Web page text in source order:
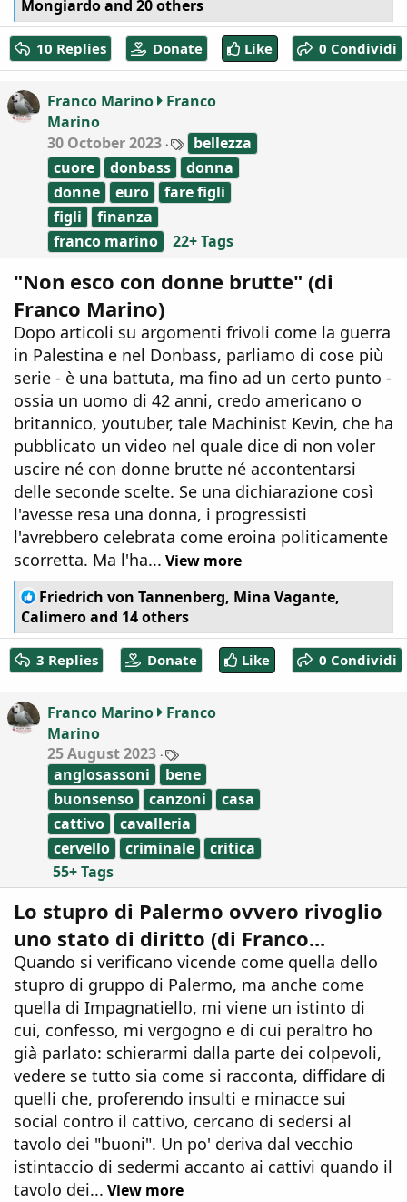
a
c
t
i
n
Mongiardoand 20 others
10 Replies Donate Like 0 Condividi
Franco Marino
Franco
Marino
30 October 2023
T
a
g
s
bellezza
cuore
donbass
donna
donne
euro
fare figli
figli
finanza
franco marino
22+ Tags
"Non esco con donne brutte" (di
Franco Marino)
Dopo articoli su argomenti frivoli come la guerra
in Palestina e nel Donbass, parliamo di cose più
serie - è una battuta, ma fino ad un certo punto -
ossia un uomo di 42 anni, credo americano o
britannico, youtuber, tale Machinist Kevin, che ha
pubblicato un video nel quale dice di non voler
uscire né con donne brutte né accontentarsi
delle seconde scelte. Se una dichiarazione così
l'avesse resa una donna, i progressisti
l'avrebbero celebrata come eroina politicamente
scorretta. Ma l'ha... View more
R
e
a
c
t
i
n
Friedrich von Tannenberg, Mina Vagante,
Calimeroand 14 others
3 Replies Donate Like 0 Condividi
Franco Marino
Franco
Marino
25 August 2023
a
g
s
anglosassoni
bene
buonsenso
canzoni
casa
cattivo
cavalleria
cervello
criminale
critica
55+ Tags
Lo stupro di Palermo ovvero rivoglio
uno stato di diritto (di Franco...
Quando si verificano vicende come quella dello
stupro di gruppo di Palermo, ma anche come
quella di Impagnatiello, mi viene un istinto di
cui, confesso, mi vergogno e di cui peraltro ho
già parlato: schierarmi dalla parte dei colpevoli,
vedere se tutto sia come si racconta, diffidare di
quelli che, proferendo insulti e minacce sui
social contro il cattivo, cercano di sedersi al
tavolo dei "buoni". Un po' deriva dal vecchio
istintaccio di sedermi accanto ai cattivi quando il
tavolo dei... View more